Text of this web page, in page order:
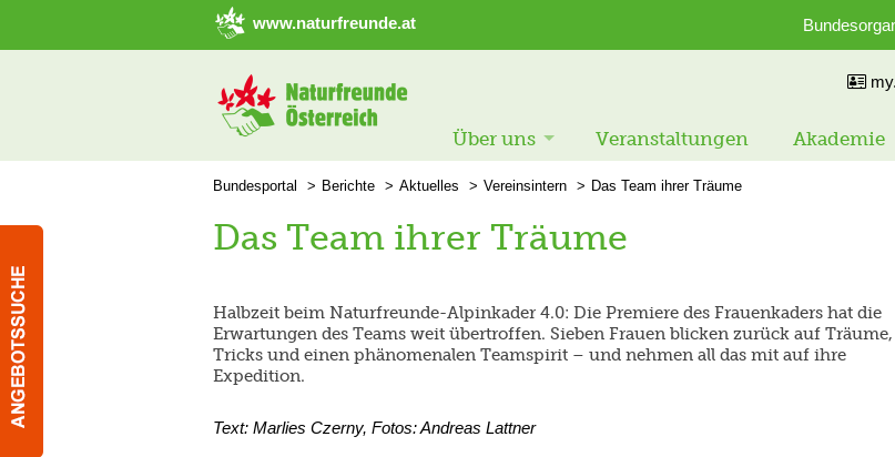
➜ Hauptregion der Seite anspringen
www.naturfreunde.at
Über uns Veranstaltungen Akademie
Bundesportal Berichte Aktuelles Vereinsintern Das Team ihrer Träume
Das Team ihrer Träume
Halbzeit beim Naturfreunde-Alpinkader 4.0: Die Premiere des Frauenkaders hat die
Erwartungen des Teams weit übertroffen. Sieben Frauen blicken zurück auf Träume,
Tricks und einen phänomenalen Teamspirit – und nehmen all das mit auf ihre
Expedition.
Text: Marlies Czerny, Fotos: Andreas Lattner